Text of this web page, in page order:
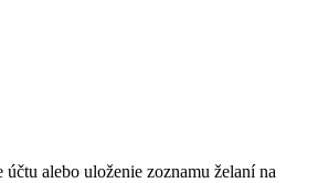
alebo uloženie zoznamu želaní na